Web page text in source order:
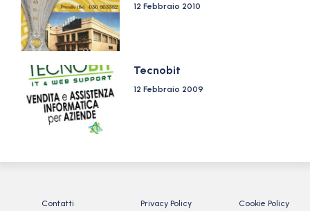
12 Febbraio 2010
Tecnobit
12 Febbraio 2009
Contatti Privacy Policy Cookie Policy